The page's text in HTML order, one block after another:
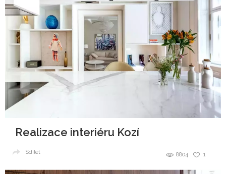
Realizace interiéru Kozí
1
8804
Sdílet